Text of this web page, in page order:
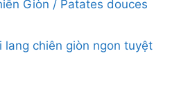
Giòn / Patates douces
lang chiên giòn ngon tuyệt